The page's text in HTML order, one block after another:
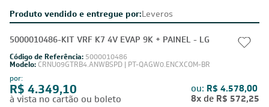
Produto vendido e entregue por:Leveros
5000010486-KIT VRF K7 4V EVAP 9K + PAINEL - LG
Código de Referência: 5000010486
Modelo: CRNU09GTRB4.ANWBSPD | PT-QAGW0.ENCXCOM-BR
por:
R$ 4.349,10
à vista no cartão ou boleto
ou: R$ 4.578,00
8x de R$ 572,25